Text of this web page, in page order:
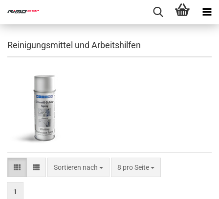
Reinigungsmittel und Arbeitshilfen
Sortieren nach 8 pro Seite
1